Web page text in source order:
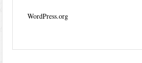
WordPress.org